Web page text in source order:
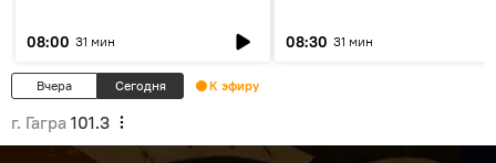
08:00 31 мин 08:30 31 мин
Вчера Сегодня К эфиру
г. Гагра 101.3